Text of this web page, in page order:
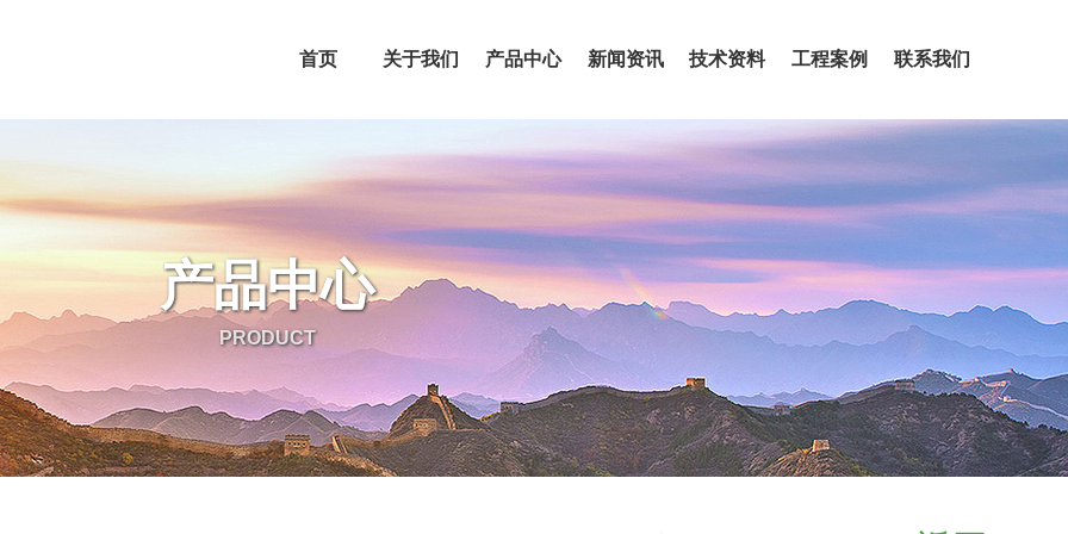
首页 关于我们 产品中心 新闻资讯 技术资料 工程案例 联系我们
产品中心
PRODUCT